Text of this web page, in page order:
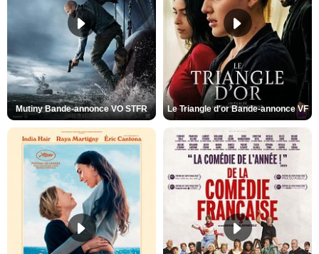
Mutiny Bande-annonce VO STFR Le Triangle d'or Bande-annonce VF